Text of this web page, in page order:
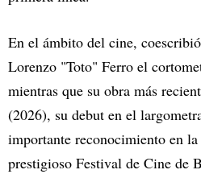
En el ámbito del cine,
Lorenzo "Toto" Ferro el
mientras que su obra más
(2026), su debut en el
importante reconocimiento en
prestigioso Festival de Cine de